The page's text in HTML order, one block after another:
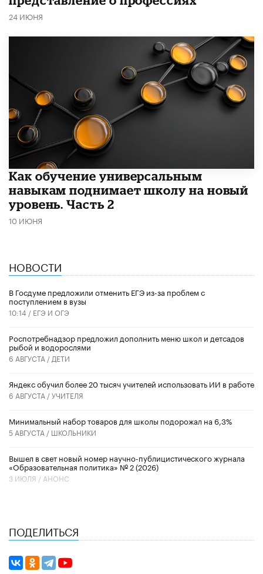
24 ИЮНЯ
​Как обучение универсальным
навыкам поднимает школу на новый
уровень. Часть 2
10 ИЮНЯ
НОВОСТИ
В Госдуме предложили отменить ЕГЭ из-за проблем с
поступлением в вузы
10:14 / ЕГЭ И ОГЭ
Роспотребнадзор предложил дополнить меню школ и детсадов
рыбой и водорослями
6 АВГУСТА / ДЕТИ
​Яндекс обучил более 20 тысяч учителей использовать ИИ в работе
6 АВГУСТА /УЧИТЕЛЯ
Минимальный набор товаров для школы подорожал на 6,3%
5 АВГУСТА / ШКОЛЬНИКИ
Вышел в свет новый номер научно-публицистического журнала
«Образовательная политика» № 2 (2026)
3 ИЮЛЯ / АНОНС
ПОДЕЛИТЬСЯ